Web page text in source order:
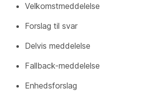
Velkomstmeddelelse
Forslag til svar
Delvis meddelelse
Fallback-meddelelse
Enhedsforslag